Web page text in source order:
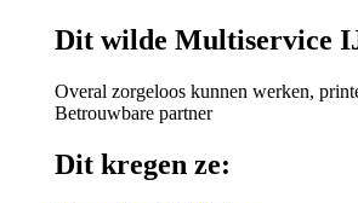
Dit wilde Multiservice
Overal zorgeloos kunnen werken,
Betrouwbare partner
Dit kregen ze: